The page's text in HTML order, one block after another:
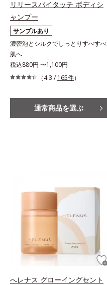
リリースバイタッチ ボディシ
ャンプー
サンプルあり
濃密泡とシルクでしっとりすべすべ
肌へ
税込880円 〜1,100円
（4.3 / 165件）
通常商品を選ぶ
へレナス グローイングセント